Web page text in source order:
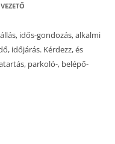
idős-gondozás, alkalmi
időjárás. Kérdezz, és
parkoló-, belépő-